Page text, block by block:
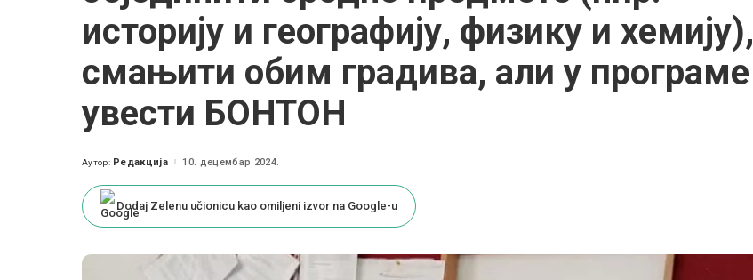
историју и географију, физику и хемију),
смањити обим градива, али у програме
увести БОНТОН
Posted
Аутор: Редакција 10. децембар 2024.
Dodaj Zelenu učionicu kao omiljeni izvor na Google-u